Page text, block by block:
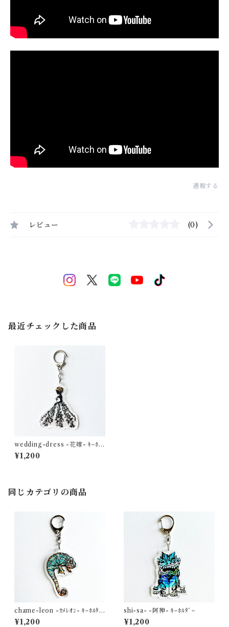
通報する
レビュー (0)
最近チェックした商品
wedding-dress -花嫁- ｷｰﾎﾙ
ﾀﾞｰ
¥1,200
同じカテゴリの商品
chame-leon -ｶﾒﾚｵﾝ- ｷｰﾎﾙﾀﾞ
ｰ
¥1,200
shi-sa- -阿神- ｷｰﾎﾙﾀﾞｰ
¥1,200